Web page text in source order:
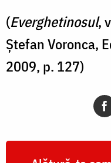
(Everghetinosul,
Ștefan Voronca,
2009, p. 127)